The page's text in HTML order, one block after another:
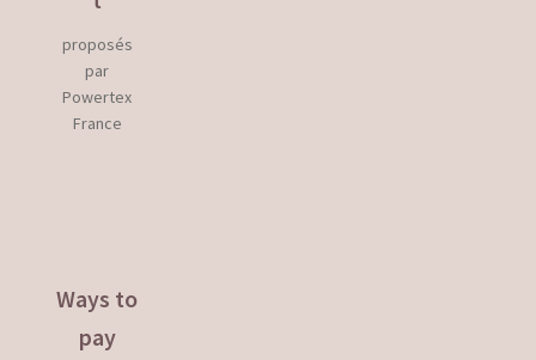
Tutoriels
Fiches techniques
Vidéos
Welcome to the Boutique Powertex
France
proposés
par
Powertex
France
Ways to
pay